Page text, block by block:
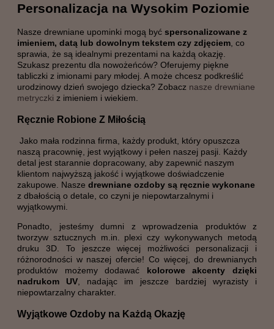
Personalizacja na Wysokim Poziomie
Nasze drewniane upominki mogą być spersonalizowane z
imieniem, datą lub dowolnym tekstem czy zdjęciem, co
sprawia, że są idealnymi prezentami na każdą okazję.
Szukasz prezentu dla nowożeńców? Oferujemy piękne
tabliczki z imionami pary młodej. A może chcesz podkreślić
urodzinowy dzień swojego dziecka? Zobacz nasze drewniane
metryczki z imieniem i wiekiem.
Ręcznie Robione Z Miłością
Jako mała rodzinna firma, każdy produkt, który opuszcza
naszą pracownię, jest wyjątkowy i pełen naszej pasji. Każdy
detal jest starannie dopracowany, aby zapewnić naszym
klientom najwyższą jakość i wyjątkowe doświadczenie
zakupowe. Nasze drewniane ozdoby są ręcznie wykonane
z dbałością o detale, co czyni je niepowtarzalnymi i
wyjątkowymi.
Ponadto, jesteśmy dumni z wprowadzenia produktów z
tworzyw sztucznych m.in. plexi czy wykonywanych metodą
druku 3D. To jeszcze więcej możliwości personalizacji i
różnorodności w naszej ofercie! Co więcej, do drewnianych
produktów możemy dodawać kolorowe akcenty dzięki
nadrukom UV , nadając im jeszcze bardziej wyrazisty i
niepowtarzalny charakter.
Wyjątkowe Ozdoby na Każdą Okazję